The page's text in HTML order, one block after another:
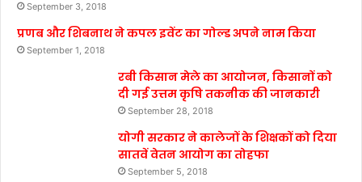
September 3, 2018
प्रणब और शिबनाथ ने कपल इवेंट का गोल्ड अपने नाम किया
September 1, 2018
रबी किसान मेले का आयोजन, किसानों को
दी गई उत्तम कृषि तकनीक की जानकारी
September 28, 2018
योगी सरकार ने कालेजों के शिक्षकों को दिया
सातवें वेतन आयोग का तोहफा
September 5, 2018